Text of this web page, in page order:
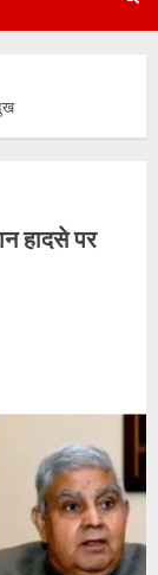
हादसे पर